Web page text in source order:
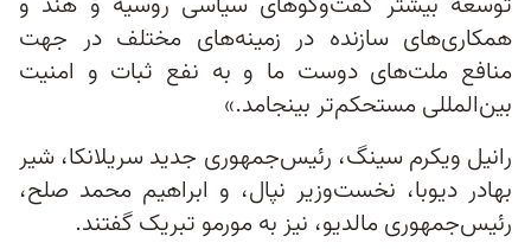
همکاری‌های سازنده در زمینه‌های مختلف در جهت
منافع ملت‌های دوست ما و به نفع ثبات و امنیت
بین‌المللی مستحکم‌تر بینجامد.»
رانیل ویکرم سینگ، رئیس‌جمهوری جدید سریلانکا، شیر
بهادر دیوبا، نخست‌وزیر نپال، و ابراهیم محمد صلح،
رئیس‌جمهوری مالدیو، نیز به مورمو تبریک گفتند.